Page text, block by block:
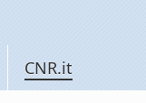
CNR.it